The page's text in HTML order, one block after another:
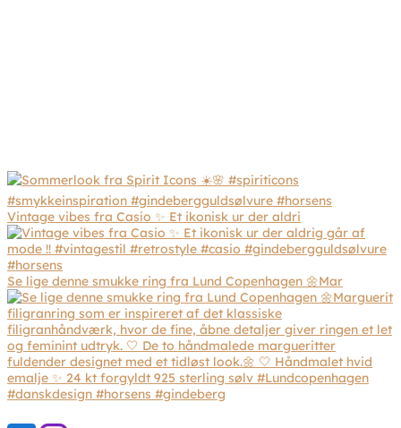
Vintage vibes fra Casio ✨ Et ikonisk ur der aldri
Se lige denne smukke ring fra Lund Copenhagen 🌼Mar